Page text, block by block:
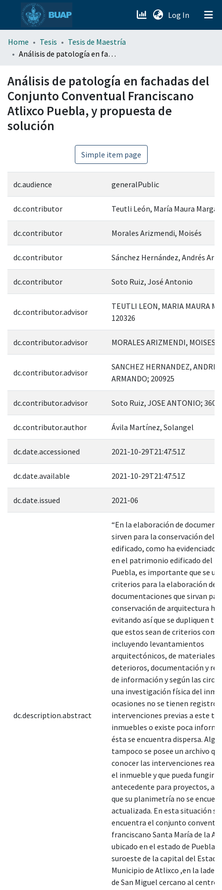
Log In (current)
menu.section.about_menu
Home Tesis
Tesis de Maestría
Análisis de patología en fachadas del Conjunto Conventual Franciscano Atlixco Puebla, y propuesta de solución
Análisis de patología en fachadas del
Conjunto Conventual Franciscano
Atlixco Puebla, y propuesta de
solución
Simple item page
dc.audience generalPublic
dc.contributor Teutli León, María Maura
dc.contributor Morales Arizmendi, Moisés
dc.contributor Sánchez Hernández, Andrés
dc.contributor Soto Ruiz, José Antonio
dc.contributor.advisor
TEUTLI LEON, MARIA MAURA
120326
dc.contributor.advisor MORALES ARIZMENDI, MOISES;
dc.contributor.advisor
SANCHEZ HERNANDEZ, ANDRES
ARMANDO; 200925
dc.contributor.advisor Soto Ruiz, JOSE ANTONIO;
dc.contributor.author Ávila Martínez, Solangel
dc.date.accessioned 2021-10-29T21:47:51Z
dc.date.available 2021-10-29T21:47:51Z
dc.date.issued 2021-06
dc.description.abstract
“En la elaboración de
sirven para la conservación del
edificado, como ha evidenciado
en el patrimonio edificado del
Puebla, es importante que se
criterios para la elaboración de
documentaciones que sirvan
conservación de arquitectura
evitando así que se dupliquen
que estos sean de criterios
incluyendo levantamientos
arquitectónicos, de materiales,
deterioros, documentación y
de información y según las
una investigación física del
ocasiones no se tienen registros
intervenciones previas a este
inmuebles o existe poca
ésta se encuentra dispersa.
tampoco se posee un archivo
conocer las intervenciones
el inmueble y que pueda fungir
antecedente para proyectos,
que su planimetría no se
actualizada. En esta situación se
encuentra el conjunto
franciscano Santa María de la
ubicado en el estado de Puebla
suroeste de la capital del
Municipio de Atlixco ,en la
de San Miguel cercano al centro